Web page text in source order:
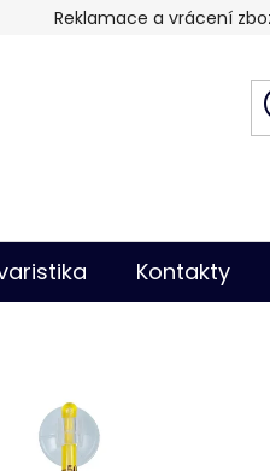
Reklamace a vrácení
Kontakty